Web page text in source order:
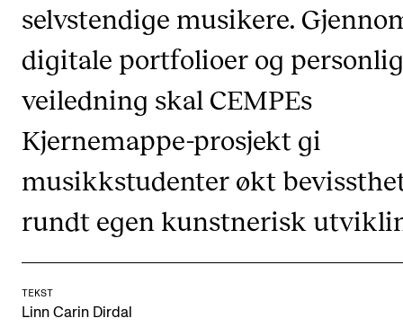
CERM
NordART
Prosjekter
Publikasjoner
Utveksling
Internasjonal strategi
Samarbeidsprosjekter
selvstendige musikere.
digitale portfolioer og personlig
veiledning skal CEMPEs
Kjernemappe-prosjekt gi
musikkstudenter økt
rundt egen kunstnerisk
TEKST
Linn Carin Dirdal